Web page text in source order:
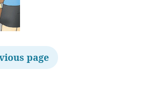
page